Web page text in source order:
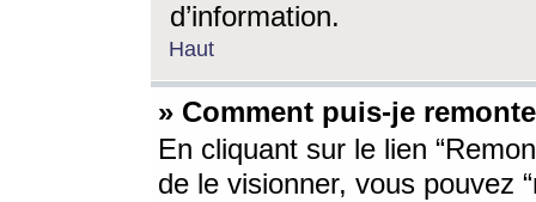
d’information.
Haut
» Comment puis-je
En cliquant sur le lien
de le visionner, vous pouvez